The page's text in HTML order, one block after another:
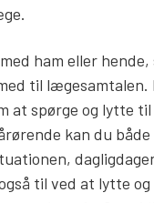
ham eller hende,
til
at spørge og lytte
kan du
til ved at lytte og